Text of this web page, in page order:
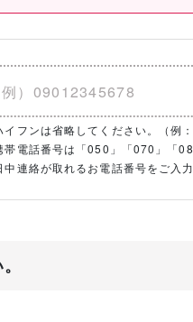
イフンは省略してください。（
帯電話番号は「050」「070」「
中連絡が取れるお電話番号をご入力